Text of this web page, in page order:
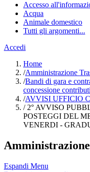
Accesso
Acqua
Animale domestico
Tutti gli argomenti...
Accedi
Home
/Amministrazione
/Bandi di gara e
concessione contributi
/AVVISI UFFICIO
/2° AVVISO
POSTEGGI DEL
VENERDI -
Espandi Menu